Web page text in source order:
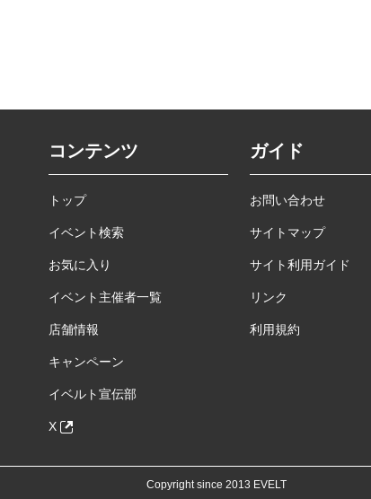
コンテンツ
トップ
イベント検索
お気に入り
イベント主催者一覧
店舗情報
キャンペーン
イベルト宣伝部
X
ガイド
お問い合わせ
サイトマップ
サイト利用ガイド
リンク
利用規約
Copyright since 2013 EVELT